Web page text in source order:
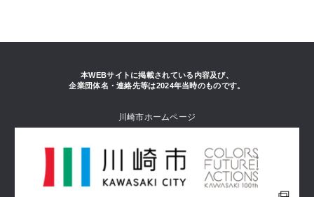
本WEBサイトに掲載されている内容及び、
企業団体名・連絡先等は2024年当時のものです。
川崎市ホームページ